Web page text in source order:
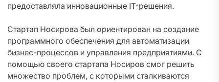
предоставляла инновационные IT-решения.
Стартап Носирова был ориентирован на создание
программного обеспечения для автоматизации
бизнес-процессов и управления предприятиями. С
помощью своего стартапа Носиров смог решить
множество проблем, с которыми сталкиваются